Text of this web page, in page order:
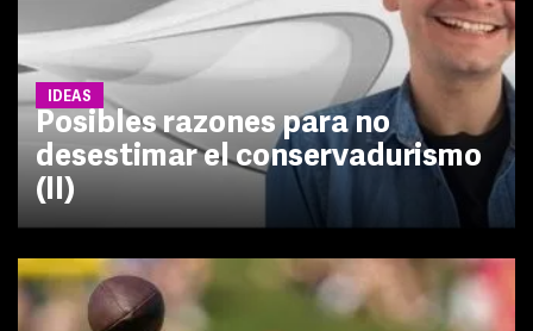
IDEAS
Posibles razones para no
desestimar el conservadurismo
(II)